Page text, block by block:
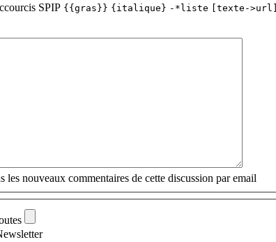
SPIP {{gras}} {italique} -*liste [texte->url]
les nouveaux commentaires de cette discussion par email